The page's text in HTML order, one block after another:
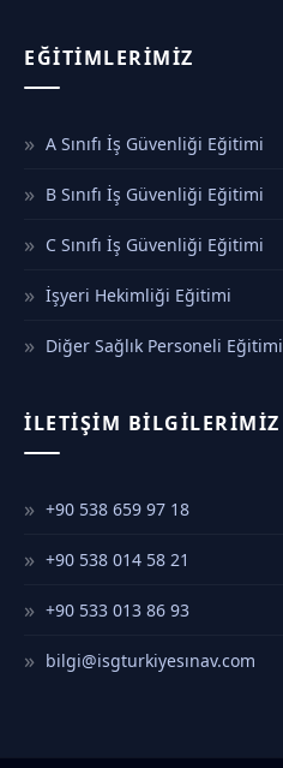
EĞITIMLERIMIZ
A Sınıfı İş Güvenliği Eğitimi
B Sınıfı İş Güvenliği Eğitimi
C Sınıfı İş Güvenliği Eğitimi
İşyeri Hekimliği Eğitimi
Diğer Sağlık Personeli Eğitimi
İLETIŞIM BILGILERIMIZ
+90 538 659 97 18
+90 538 014 58 21
+90 533 013 86 93
bilgi@isgturkiyesınav.com